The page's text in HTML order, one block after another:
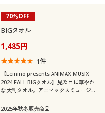
70％OFF
BIGタオル
1,485円
1件
【Lemino presents ANIMAX MUSIX
2024 FALL BIGタオル】見た目に華やか
な大判タオル。アニマックスミュージッ
2025年秋冬販売商品